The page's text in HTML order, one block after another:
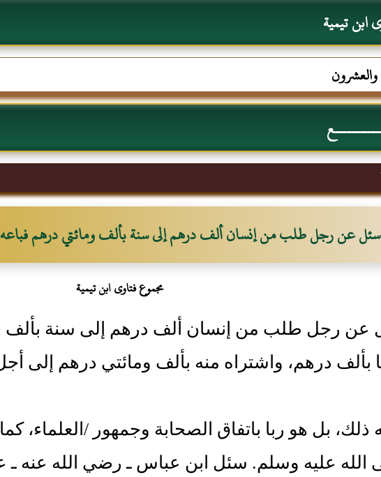
ابن تيمية
والعشرون
سئل عن رجل طلب من إنسان ألف درهم إلى سنة بألف ومائتي درهم فباعه
مجموع فتاوى ابن تيمية
عن رجل طلب من إنسان ألف درهم إلى سنة بألف
بألف درهم، واشتراه منه بألف ومائتي درهم إلى
ذلك، بل هو ربا باتفاق الصحابة وجمهور /
الله عليه وسلم‏.‏ سئل ابن عباس ـ رضي الله عنه